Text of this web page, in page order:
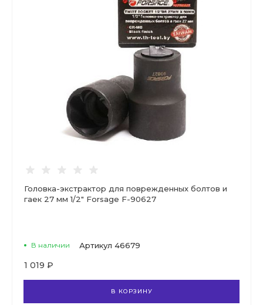
Головка-экстрактор для поврежденных болтов и
гаек 27 мм 1/2" Forsage F-90627
В наличии Артикул 46679
1 019 ₽
В КОРЗИНУ